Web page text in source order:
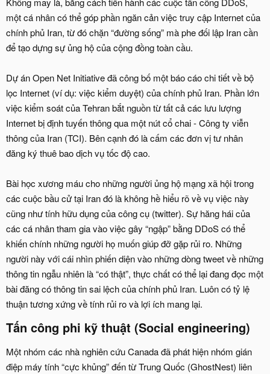
một cá nhân có thể góp phần ngăn cản việc truy cập Internet của
chính phủ Iran, từ đó chặn “đường sống” mà phe đối lập Iran cần
để tạo dựng sự ủng hộ của cộng đồng toàn cầu.
Dự án Open Net Initiative đã công bố một báo cáo chi tiết về bộ
lọc Internet (ví dụ: việc kiểm duyệt) của chính phủ Iran. Phần lớn
việc kiểm soát của Tehran bắt nguồn từ tất cả các lưu lượng
Internet bị định tuyến thông qua một nút cổ chai - Công ty viễn
thông của Iran (TCI). Bên cạnh đó là cấm các đơn vị tư nhân
đăng ký thuê bao dịch vụ tốc độ cao.
Bài học xương máu cho những người ủng hộ mạng xã hội trong
các cuộc bầu cử tại Iran đó là không hề hiểu rõ về vụ việc này
cũng như tính hữu dụng của công cụ (twitter). Sự hăng hái của
các cá nhân tham gia vào việc gây “ngập” bằng DDoS có thể
khiến chính những người họ muốn giúp đỡ gặp rủi ro. Những
người này với cái nhìn phiến diện vào những dòng tweet về những
thông tin ngẫu nhiên là “có thật”, thực chất có thể lại đang đọc một
bài đăng có thông tin sai lệch của chính phủ Iran. Luôn có tỷ lệ
thuận tương xứng về tính rủi ro và lợi ích mang lại.
Tấn công phi kỹ thuật (Social engineering)​
Một nhóm các nhà nghiên cứu Canada đã phát hiện nhóm gián
điệp máy tính “cực khủng” đến từ Trung Quốc (GhostNest) liên